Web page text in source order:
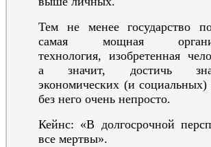
Тем не менее государство
самая мощная
технология, изобретенная
а значит, достичь
экономических (и социальных)
без него очень непросто.
Кейнс: «В долгосрочной
все мертвы».